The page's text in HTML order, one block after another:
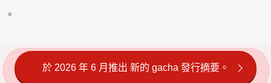
。
於 2026 年 6 月推出 新的 gacha 發行摘要。